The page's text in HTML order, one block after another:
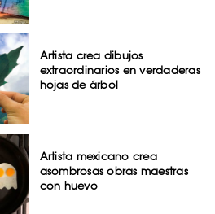
Artista crea dibujos
extraordinarios en verdaderas
hojas de árbol
Artista mexicano crea
asombrosas obras maestras
con huevo